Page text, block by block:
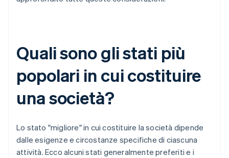
Quali sono gli stati più
popolari in cui costituire
una società?
Lo stato "migliore" in cui costituire la società dipende
dalle esigenze e circostanze specifiche di ciascuna
attività. Ecco alcuni stati generalmente preferiti e i